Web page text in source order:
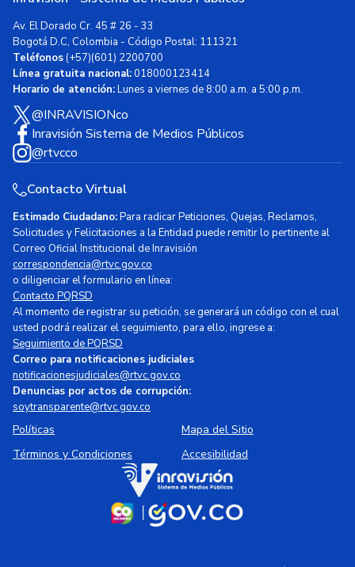
Av. El Dorado Cr. 45 # 26 - 33
Bogotá D.C, Colombia - Código Postal: 111321
Teléfonos(+57)(601) 2200700
Línea gratuita nacional:018000123414
Horario de atención:Lunes a viernes de 8:00 a.m. a 5:00 p.m.
@INRAVISIONco
Inravisión Sistema de Medios Públicos
@rtvcco
Contacto Virtual
Estimado Ciudadano:Para radicar Peticiones, Quejas, Reclamos,
Solicitudes y Felicitaciones a la Entidad puede remitir lo pertinente al
Correo Oficial Institucional de Inravisión
correspondencia@rtvc.gov.co
o diligenciar el formulario en línea:
Contacto PQRSD
Al momento de registrar su petición, se generará un código con el cual
usted podrá realizar el seguimiento, para ello, ingrese a:
Seguimiento de PQRSD
Correo para notificaciones judiciales
notificacionesjudiciales@rtvc.gov.co
Denuncias por actos de corrupción:
soytransparente@rtvc.gov.co
Políticas
Mapa del Sitio
Términos y Condiciones
Accesibilidad